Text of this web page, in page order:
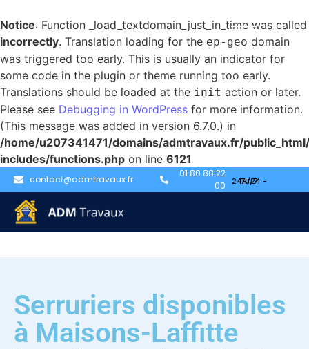
Notice: Function _load_textdomain_just_in_time was called
incorrectly. Translation loading for the ep-geo domain
was triggered too early. This is usually an indicator for
some code in the plugin or theme running too early.
Translations should be loaded at the init action or later.
Please see Debugging in WordPress for more information.
(This message was added in version 6.7.0.) in
/home/u207341471/domains/admtravaux.fr/
includes/functions.php on line 6121
contact@admtravaux.fr
01 80 88 22
00
Serruriers disponibles
à Maisons-Laffitte